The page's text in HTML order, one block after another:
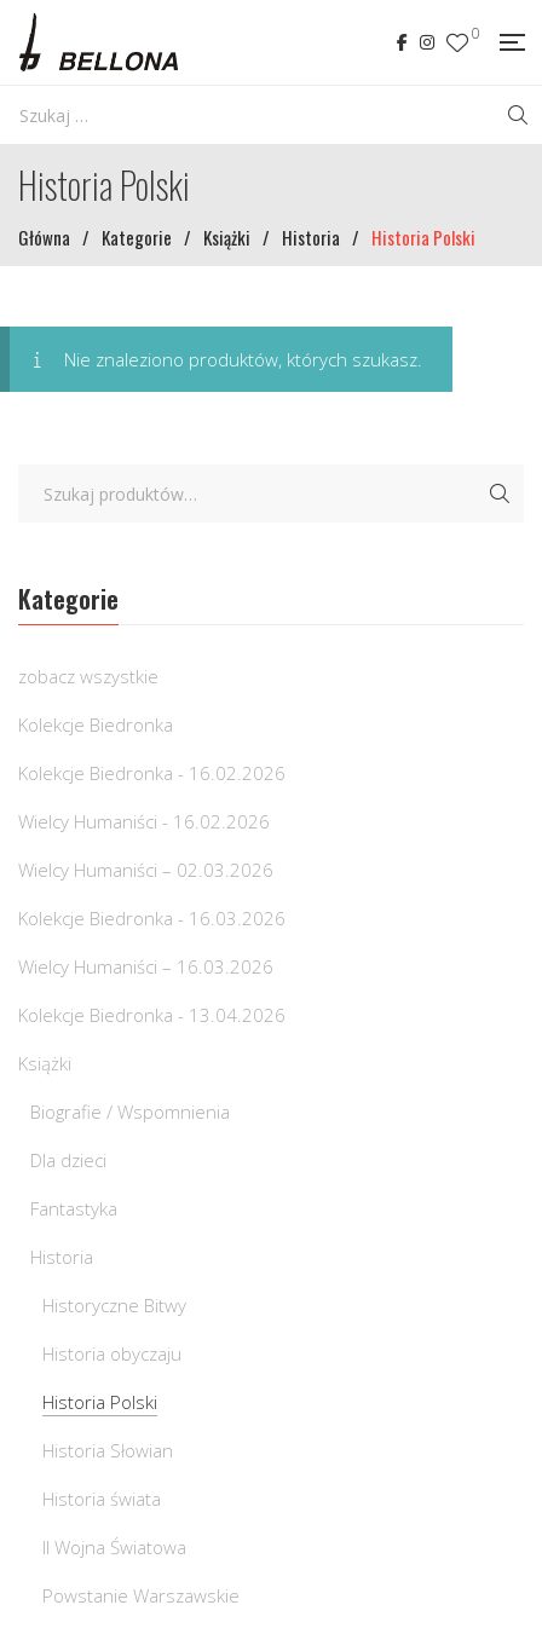
0
Historia Polski
Główna / Kategorie / Książki / Historia / Historia Polski
Nie znaleziono produktów, których szukasz.
Kategorie
zobacz wszystkie
Kolekcje Biedronka
Kolekcje Biedronka - 16.02.2026
Wielcy Humaniści - 16.02.2026
Wielcy Humaniści – 02.03.2026
Kolekcje Biedronka - 16.03.2026
Wielcy Humaniści – 16.03.2026
Kolekcje Biedronka - 13.04.2026
Książki
Biografie / Wspomnienia
Dla dzieci
Fantastyka
Historia
Historyczne Bitwy
Historia obyczaju
Historia Polski
Historia Słowian
Historia świata
II Wojna Światowa
Powstanie Warszawskie